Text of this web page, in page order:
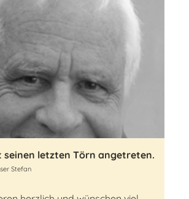
seinen letzten Törn angetreten.
Stefan